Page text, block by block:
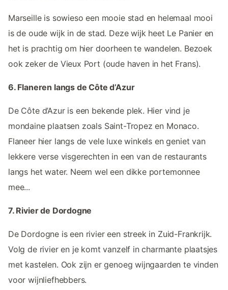
Marseille is sowieso een mooie stad en helemaal mooi
is de oude wijk in de stad. Deze wijk heet Le Panier en
het is prachtig om hier doorheen te wandelen. Bezoek
ook zeker de Vieux Port (oude haven in het Frans).
6. Flaneren langs de Côte d’Azur
De Côte d’Azur is een bekende plek. Hier vind je
mondaine plaatsen zoals Saint-Tropez en Monaco.
Flaneer hier langs de vele luxe winkels en geniet van
lekkere verse visgerechten in een van de restaurants
langs het water. Neem wel een dikke portemonnee
mee...
7. Rivier de Dordogne
De Dordogne is een rivier een streek in Zuid-Frankrijk.
Volg de rivier en je komt vanzelf in charmante plaatsjes
met kastelen. Ook zijn er genoeg wijngaarden te vinden
voor wijnliefhebbers.